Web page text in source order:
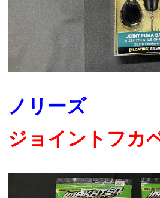
ノリーズ
ジョイントフカ